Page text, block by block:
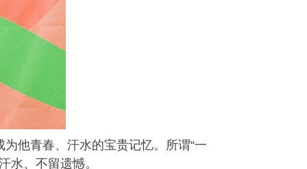
为他青春、汗水的宝贵记忆。所谓“一
水、不留遗憾。